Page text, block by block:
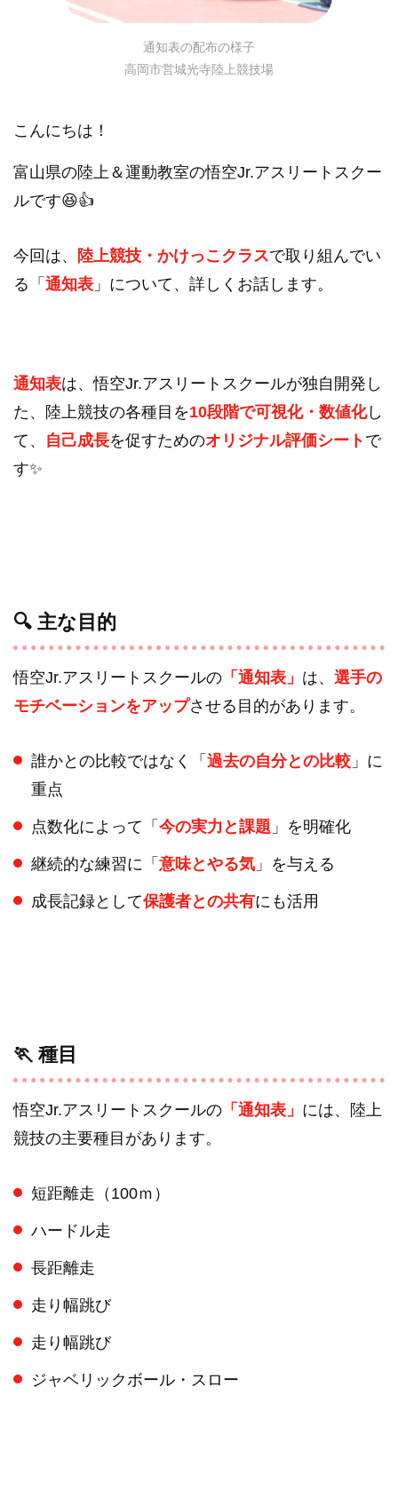
通知表の配布の様子
高岡市営城光寺陸上競技場
こんにちは！
富山県の陸上＆運動教室の悟空Jr.アスリートスクー
ルです😆👍
今回は、 陸上競技・かけっこクラスで取り組んでい
る「 通知表 」について、詳しくお話します。
通知表は、悟空Jr.アスリートスクールが独自開発し
た、陸上競技の各種目を10段階で可視化・数値化し
て、 自己成長を促すためのオリジナル評価シート で
す✨
🔍 主な目的
悟空Jr.アスリートスクールの 「通知表」 は、 選手の
モチベーションをアップさせる目的があります。
誰かとの比較ではなく「 過去の自分との比較 」に
重点
点数化によって「 今の実力と課題 」を明確化
継続的な練習に「 意味とやる気 」を与える
成長記録として保護者との共有にも活用
🏃 種目
悟空Jr.アスリートスクールの 「通知表」 には、陸上
競技の主要種目があります。
短距離走（100ｍ）
ハードル走
長距離走
走り幅跳び
走り幅跳び
ジャベリックボール・スロー